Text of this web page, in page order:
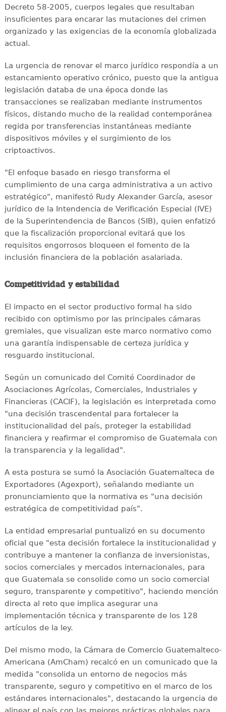
Decreto 58-2005, cuerpos legales que resultaban
insuficientes para encarar las mutaciones del crimen
organizado y las exigencias de la economía globalizada
actual.
La urgencia de renovar el marco jurídico respondía a un
estancamiento operativo crónico, puesto que la antigua
legislación databa de una época donde las
transacciones se realizaban mediante instrumentos
físicos, distando mucho de la realidad contemporánea
regida por transferencias instantáneas mediante
dispositivos móviles y el surgimiento de los
criptoactivos.
"El enfoque basado en riesgo transforma el
cumplimiento de una carga administrativa a un activo
estratégico", manifestó Rudy Alexander García, asesor
jurídico de la Intendencia de Verificación Especial (IVE)
de la Superintendencia de Bancos (SIB), quien enfatizó
que la fiscalización proporcional evitará que los
requisitos engorrosos bloqueen el fomento de la
inclusión financiera de la población asalariada.
Competitividad y estabilidad
El impacto en el sector productivo formal ha sido
recibido con optimismo por las principales cámaras
gremiales, que visualizan este marco normativo como
una garantía indispensable de certeza jurídica y
resguardo institucional.
Según un comunicado del Comité Coordinador de
Asociaciones Agrícolas, Comerciales, Industriales y
Financieras (CACIF), la legislación es interpretada como
"una decisión trascendental para fortalecer la
institucionalidad del país, proteger la estabilidad
financiera y reafirmar el compromiso de Guatemala con
la transparencia y la legalidad".
A esta postura se sumó la Asociación Guatemalteca de
Exportadores (Agexport), señalando mediante un
pronunciamiento que la normativa es "una decisión
estratégica de competitividad país".
La entidad empresarial puntualizó en su documento
oficial que "esta decisión fortalece la institucionalidad y
contribuye a mantener la confianza de inversionistas,
socios comerciales y mercados internacionales, para
que Guatemala se consolide como un socio comercial
seguro, transparente y competitivo", haciendo mención
directa al reto que implica asegurar una
implementación técnica y transparente de los 128
artículos de la ley.
Del mismo modo, la Cámara de Comercio Guatemalteco-
Americana (AmCham) recalcó en un comunicado que la
medida "consolida un entorno de negocios más
transparente, seguro y competitivo en el marco de los
estándares internacionales", destacando la urgencia de